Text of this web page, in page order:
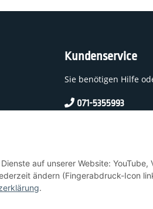
Kundenservice
Sie benötigen Hilfe
071-5355993
auf unserer Website: YouTube,
ändern (Fingerabdruck-Icon
.